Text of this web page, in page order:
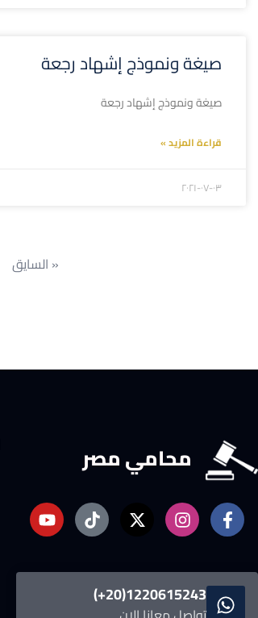
صيغة ونموذج إشهاد رجعة
صيغة ونموذج إشهاد رجعة
قراءة المزيد »
۲۰۲۱-۰۷-۰۳
« السايق
محامي مصر
1220615243(20+)